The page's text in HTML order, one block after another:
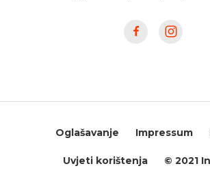
Oglašavanje Impressum
Uvjeti korištenja © 2021